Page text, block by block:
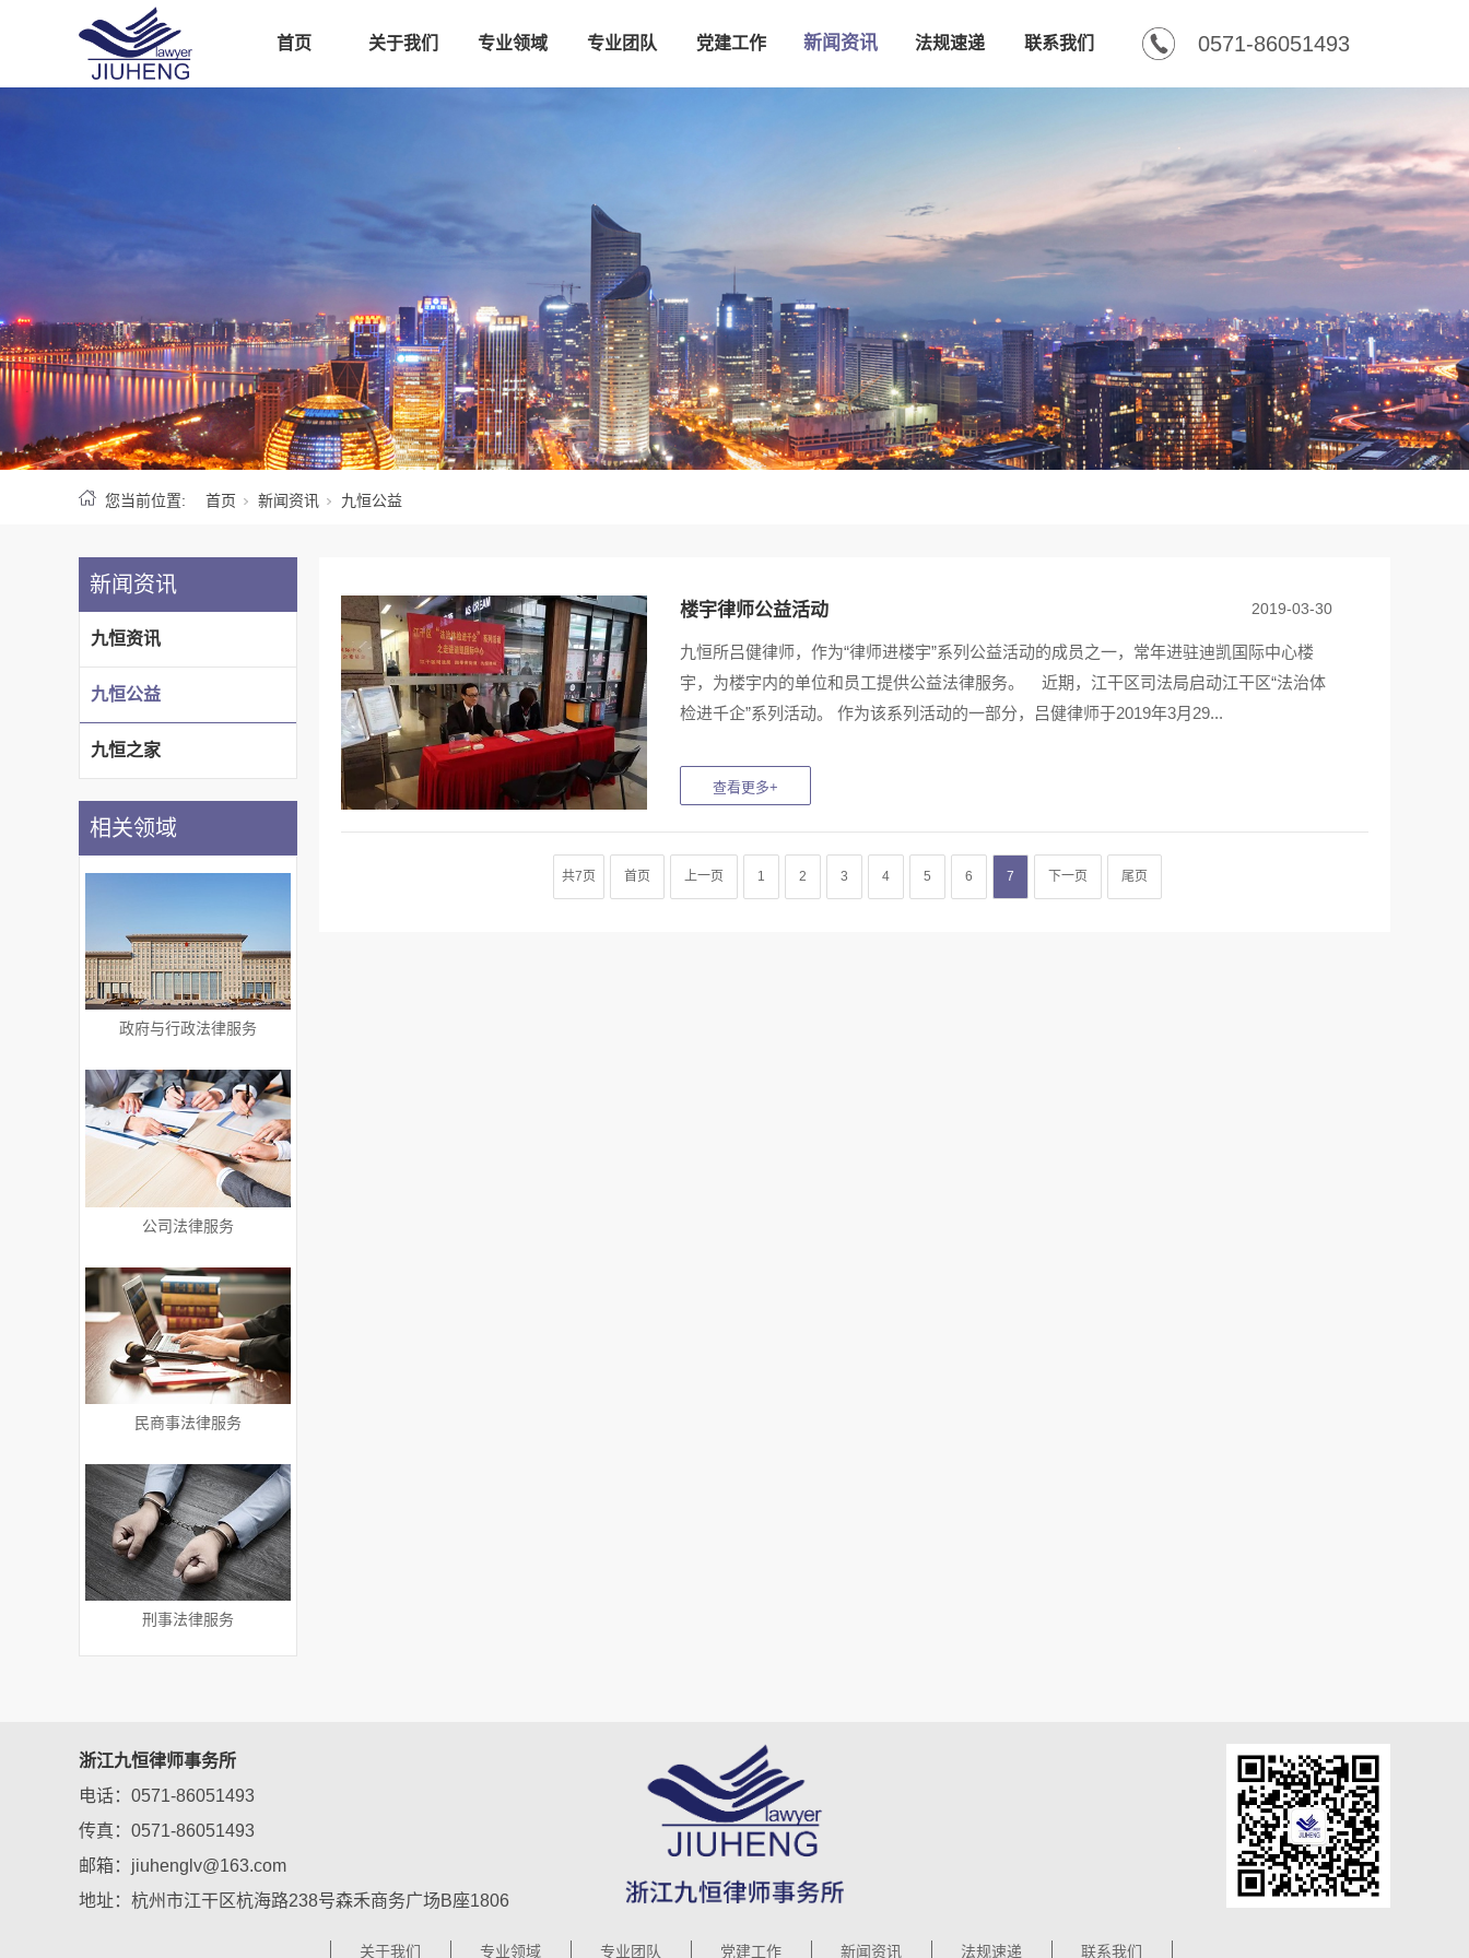
首页 关于我们 专业领域 专业团队 党建工作 新闻资讯 法规速递 联系我们 0571-86051493
您当前位置: 首页 新闻资讯 九恒公益
新闻资讯
九恒资讯
九恒公益
九恒之家
相关领域
政府与行政法律服务
公司法律服务
民商事法律服务
刑事法律服务
楼宇律师公益活动 2019-03-30
九恒所吕健律师，作为“律师进楼宇”系列公益活动的成员之一，常年进驻迪凯国际中心楼
宇，为楼宇内的单位和员工提供公益法律服务。 近期，江干区司法局启动江干区“法治体
检进千企”系列活动。 作为该系列活动的一部分，吕健律师于2019年3月29...
共7页 首页 上一页 1 2 3 4 5 6 7 下一页 尾页
浙江九恒律师事务所
电话：0571-86051493
传真：0571-86051493
邮箱：jiuhenglv@163.com
地址：杭州市江干区杭海路238号森禾商务广场B座1806
关于我们 专业领域 专业团队 党建工作 新闻资讯 法规速递 联系我们